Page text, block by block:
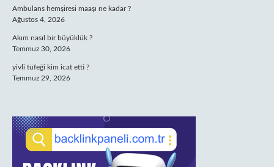
Ambulans hemşiresi maaşı ne kadar ?
Ağustos 4, 2026
Akım nasıl bir büyüklük ?
Temmuz 30, 2026
yivli tüfeği kim icat etti ?
Temmuz 29, 2026